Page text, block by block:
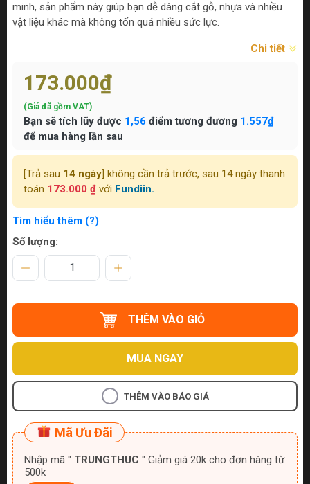
minh, sản phẩm này giúp bạn dễ dàng cắt gỗ, nhựa và nhiều
vật liệu khác mà không tốn quá nhiều sức lực.
Chi tiết
173.000₫
(Giá đã gồm VAT)
Bạn sẽ tích lũy được 1,56 điểm tương đương 1.557₫
để mua hàng lần sau
[Trả sau 14 ngày ] không cần trả trước, sau 14 ngày thanh
toán 173.000 ₫ với Fundiin.
Tìm hiểu thêm (?)
Số lượng:
THÊM VÀO GIỎ
MUA NGAY
THÊM VÀO BÁO GIÁ
Mã Ưu Đãi
Nhập mã " TRUNGTHUC " Giảm giá 20k cho đơn hàng từ
500k